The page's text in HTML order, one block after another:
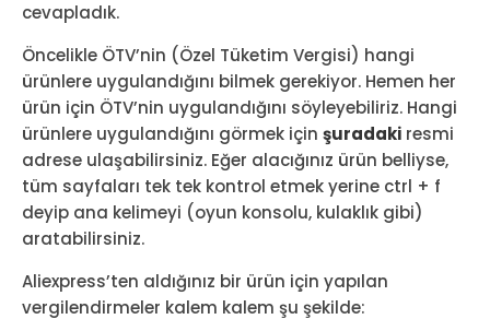
cevapladık.
Öncelikle ÖTV’nin (Özel Tüketim Vergisi) hangi
ürünlere uygulandığını bilmek gerekiyor. Hemen her
ürün için ÖTV’nin uygulandığını söyleyebiliriz. Hangi
ürünlere uygulandığını görmek için şuradaki resmi
adrese ulaşabilirsiniz. Eğer alacığınız ürün belliyse,
tüm sayfaları tek tek kontrol etmek yerine ctrl + f
deyip ana kelimeyi (oyun konsolu, kulaklık gibi)
aratabilirsiniz.
Aliexpress’ten aldığınız bir ürün için yapılan
vergilendirmeler kalem kalem şu şekilde: